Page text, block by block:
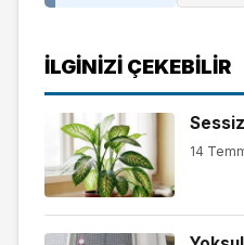
İLGINIZI ÇEKEBILIR
14